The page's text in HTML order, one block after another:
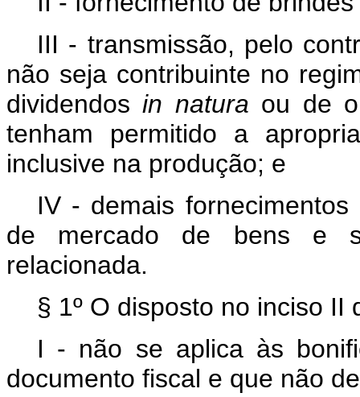
III - transmissão, pelo
não seja contribuinte no
dividendosin natura ou de
tenham permitido a
inclusive na produção; e
IV - demais
de mercado de bens e
relacionada.
§ 1º O disposto no inciso II
I - não se aplica às
documento fiscal e que não